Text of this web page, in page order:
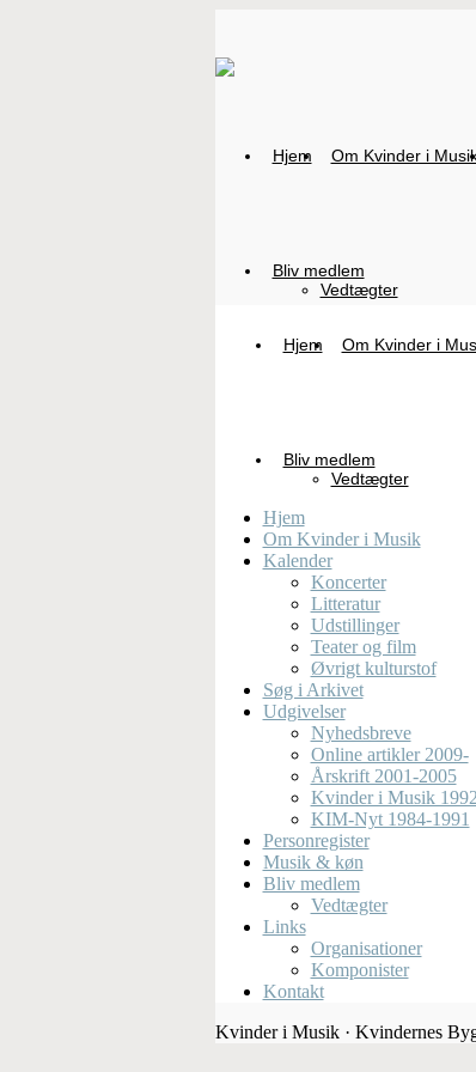
Hjem Om Kvinder i
Bliv medlem
Vedtægter
Hjem Om Kvinder i
Bliv medlem
Vedtægter
Hjem
Om Kvinder i Musik
Kalender
Koncerter
Litteratur
Udstillinger
Teater og film
Øvrigt kulturstof
Søg i Arkivet
Udgivelser
Nyhedsbreve
Online artikler 2009-
Årskrift 2001-2005
Kvinder i Musik
KIM-Nyt 1984-1991
Personregister
Musik & køn
Bliv medlem
Vedtægter
Links
Organisationer
Komponister
Kontakt
Kvinder i Musik · Kvindernes